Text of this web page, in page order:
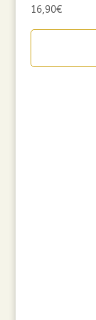
16,90€